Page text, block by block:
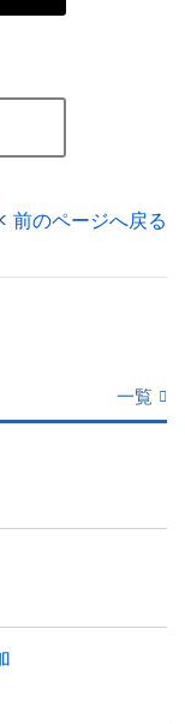
前のページへ戻る
一覧